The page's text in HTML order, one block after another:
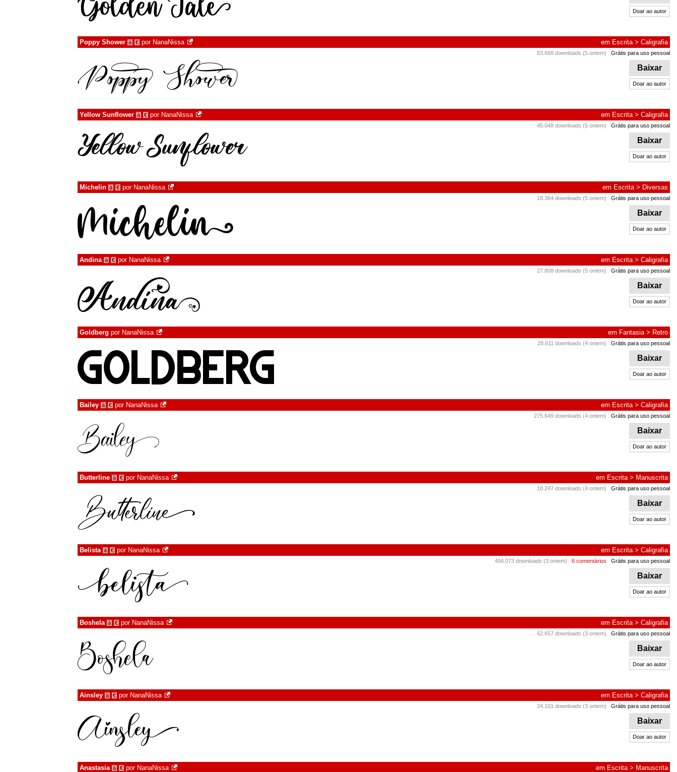
Doar ao autor
Poppy Shower à € por NanaNissa em Escrita> Caligrafia
83.668 downloads (5 ontem) Grátis para uso pessoal
Baixar
Doar ao autor
Yellow Sunflower à € por NanaNissa em Escrita> Caligrafia
45.048 downloads (5 ontem) Grátis para uso pessoal
Baixar
Doar ao autor
Michelin à € por NanaNissa em Escrita> Diversas
18.364 downloads (5 ontem) Grátis para uso pessoal
Baixar
Doar ao autor
Andina à € por NanaNissa em Escrita> Caligrafia
27.808 downloads (5 ontem) Grátis para uso pessoal
Baixar
Doar ao autor
Goldberg por NanaNissa em Fantasia> Retro
28.611 downloads (4 ontem) Grátis para uso pessoal
Baixar
Doar ao autor
Bailey à € por NanaNissa em Escrita> Caligrafia
275.649 downloads (4 ontem) Grátis para uso pessoal
Baixar
Doar ao autor
Butterline à € por NanaNissa em Escrita> Manuscrita
18.247 downloads (4 ontem) Grátis para uso pessoal
Baixar
Doar ao autor
Belista à € por NanaNissa em Escrita> Caligrafia
456.073 downloads (3 ontem) 6 comentários Grátis para uso pessoal
Baixar
Doar ao autor
Boshela à € por NanaNissa em Escrita> Caligrafia
62.657 downloads (3 ontem) Grátis para uso pessoal
Baixar
Doar ao autor
Ainsley à € por NanaNissa em Escrita> Caligrafia
24.101 downloads (3 ontem) Grátis para uso pessoal
Baixar
Doar ao autor
Anastasia à € por NanaNissa em Escrita> Manuscrita